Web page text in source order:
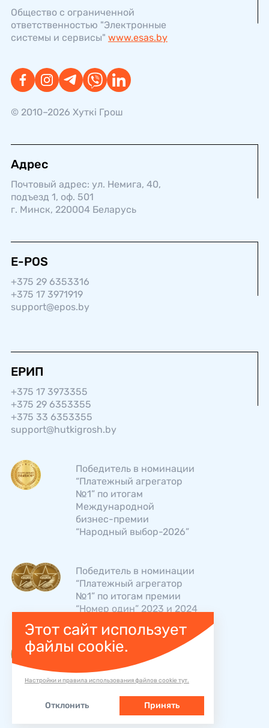
Общество с ограниченной
ответственностью "Электронные
системы и сервисы" www.esas.by
Адрес
Почтовый адрес: ул. Немига, 40,
подъезд 1, оф. 501
г. Минск, 220004 Беларусь
E-POS
+375 29 6353316
+375 17 3971919
support@epos.by
ЕРИП
+375 17 3973355
+375 29 6353355
+375 33 6353355
support@hutkigrosh.by
© 2010–2026 Хуткi Грош
Победитель в номинации
“Платежный агрегатор
№1” по итогам
Международной
бизнес-­премии
“Народный выбор-2026”
Победитель в номинации
“Платежный агрегатор
№1” по итогам премии
“Номер один” 2023 и 2024
“Хуткi Грош” - лидер
рейтингов TOP BRAND в
номинации “Платежный
агрегатор №1” 2025 и
Этот сайт использует
файлы cookie.
Настройки и правила использования файлов cookie тут.
Отклонить Принять